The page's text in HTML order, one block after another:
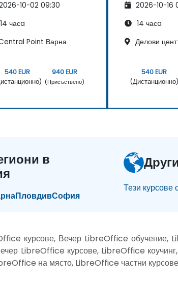
10-02 09:30
14 часa
Point Варна
540 EUR
940 EUR
(Присъствено)
2026-10-16
14 часa
Делови
540 EUR
(Дистанционно)
в
ПловдивСофия
Тези курсове
курсове, Вечер LibreOffice обучение,
LibreOffice курсове, LibreOffice
на място, LibreOffice частни